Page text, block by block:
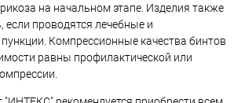
на начальном этапе. Изделия также
проводятся лечебные и
пункции. Компрессионные качества бинтов
равны профилактической или